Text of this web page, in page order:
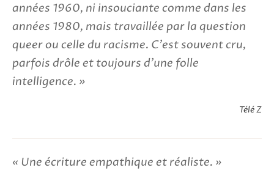
années 1960, ni insouciante comme dans les
années 1980, mais travaillée par la question
queer ou celle du racisme. C'est souvent cru,
parfois drôle et toujours d'une folle
intelligence.
Télé Z
Une écriture empathique et réaliste.